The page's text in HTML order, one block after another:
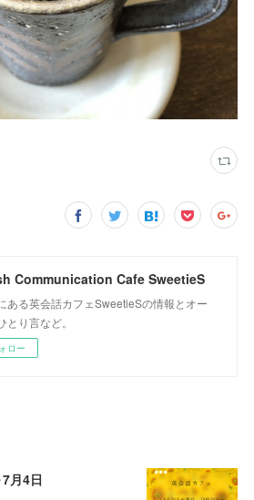
Communication Cafe SweetieS
ある英会話カフェSweetieSの情報とオー
とり言など。
ロー
月4日